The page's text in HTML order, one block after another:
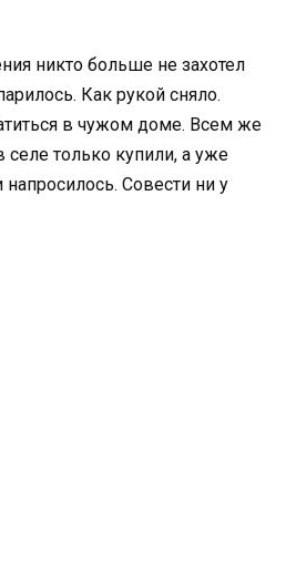
никто больше не захотел
Как рукой сняло.
в чужом доме. Всем же
только купили, а уже
Совести ни у